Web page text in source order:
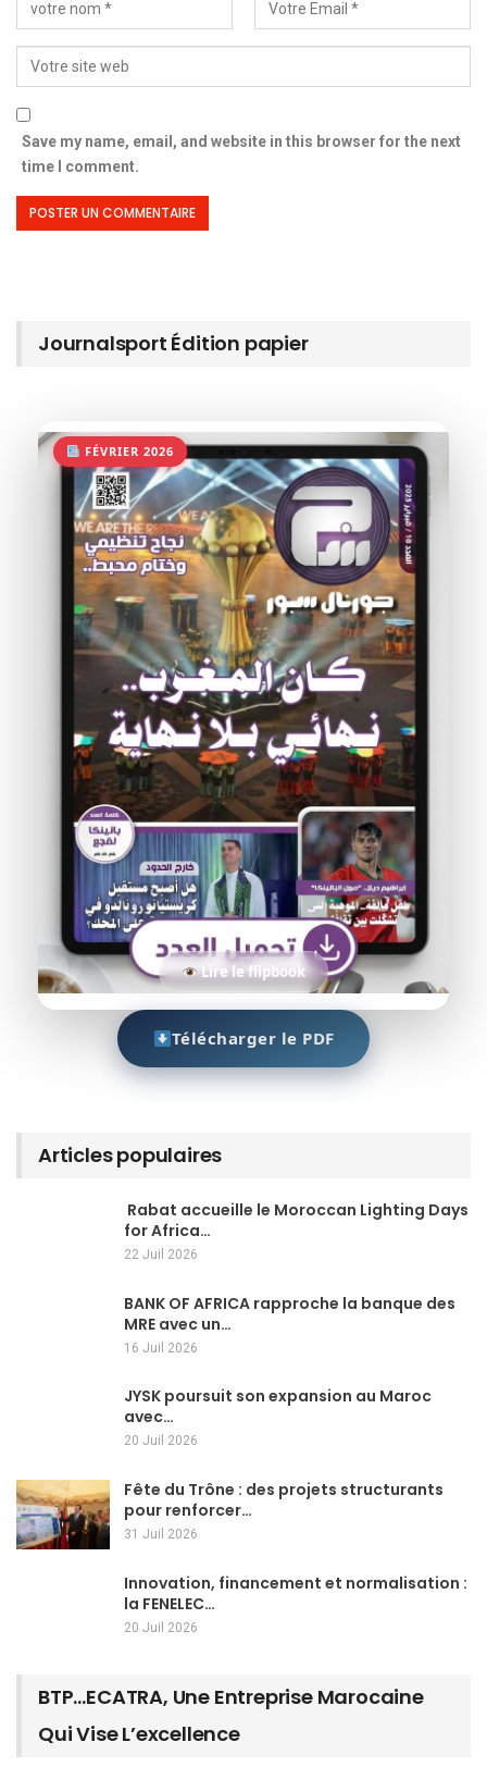
Save my name, email, and website in this browser for the next
time I comment.
Journalsport Édition papier
FÉVRIER 2026
Lire le flipbook
Télécharger le PDF
Articles populaires
Rabat accueille le Moroccan Lighting Days
for Africa…
22 Juil 2026
BANK OF AFRICA rapproche la banque des
MRE avec un…
16 Juil 2026
JYSK poursuit son expansion au Maroc
avec…
20 Juil 2026
Fête du Trône : des projets structurants
pour renforcer…
31 Juil 2026
Innovation, financement et normalisation :
la FENELEC…
20 Juil 2026
BTP…ECATRA, Une Entreprise Marocaine
Qui Vise L’excellence